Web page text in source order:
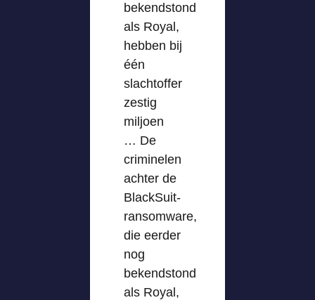
bekendstond
als Royal,
hebben bij
één
slachtoffer
zestig
miljoen
… De
criminelen
achter de
BlackSuit-
ransomware,
die eerder
nog
bekendstond
als Royal,